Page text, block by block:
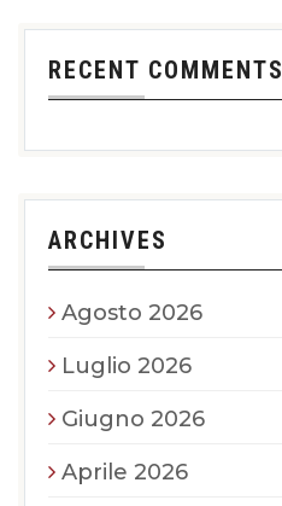
RECENT COMMENTS
ARCHIVES
Agosto 2026
Luglio 2026
Giugno 2026
Aprile 2026